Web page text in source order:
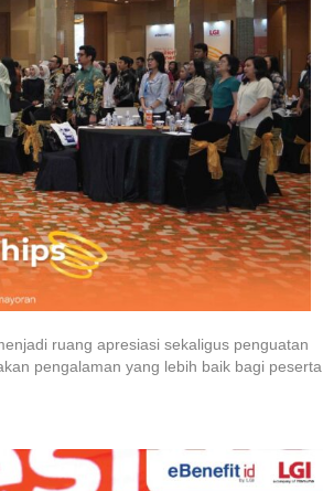
ruang apresiasi sekaligus penguatan
pengalaman yang lebih baik bagi peserta